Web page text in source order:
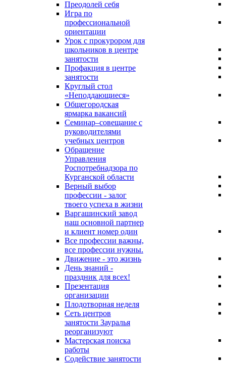
Преодолей себя
Игра по
профессиональной
ориентации
Урок с прокурором для
школьников в центре
занятости
Профакция в центре
занятости
Круглый стол
«Неподдающиеся»
Общегородская
ярмарка вакансий
Семинар–совещание с
руководителями
учебных центров
Обращение
Управления
Роспотребнадзора по
Курганской области
Верный выбор
профессии - залог
твоего успеха в жизни
Варгашинский завод
наш основной партнер
и клиент номер один
Все профессии важны,
все профессии нужны.
Движение - это жизнь
День знаний -
праздник для всех!
Презентация
организации
Плодотворная неделя
Сеть центров
занятости Зауралья
реорганизуют
Мастерская поиска
работы
Содействие занятости